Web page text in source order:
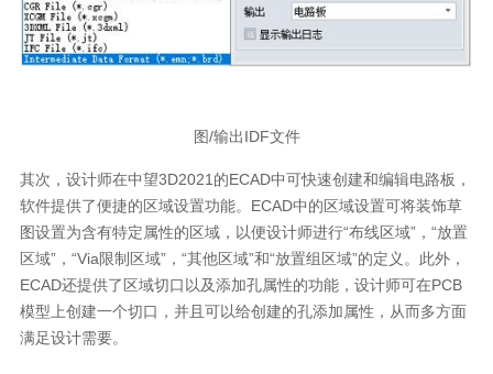
图/输出IDF文件
其次，设计师在中望3D2021的ECAD中可快速创建和编辑电路板，
软件提供了便捷的区域设置功能。ECAD中的区域设置可将装饰草
图设置为含有特定属性的区域，以便设计师进行“布线区域”，“放置
区域”，“Via限制区域”，“其他区域”和“放置组区域”的定义。此外，
ECAD还提供了区域切口以及添加孔属性的功能，设计师可在PCB
模型上创建一个切口，并且可以给创建的孔添加属性，从而多方面
满足设计需要。